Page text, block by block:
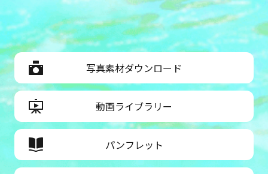
写真素材ダウンロード
動画ライブラリー
パンフレット